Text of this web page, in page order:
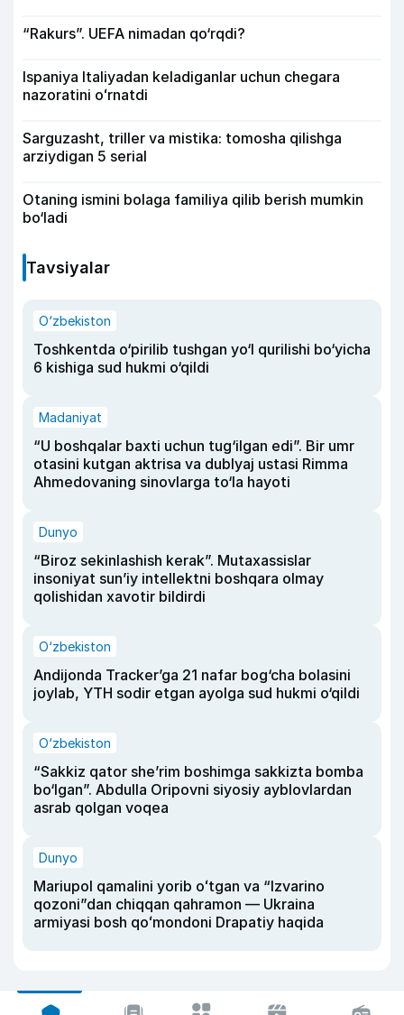
“Rakurs”. UEFA nimadan qo‘rqdi?
Ispaniya Italiyadan keladiganlar uchun chegara
nazoratini oʻrnatdi
Sarguzasht, triller va mistika: tomosha qilishga
arziydigan 5 serial
Otaning ismini bolaga familiya qilib berish mumkin
bo‘ladi
Tavsiyalar
O‘zbekiston
Toshkentda o‘pirilib tushgan yo‘l qurilishi bo‘yicha
6 kishiga sud hukmi o‘qildi
Madaniyat
“U boshqalar baxti uchun tug‘ilgan edi”. Bir umr
otasini kutgan aktrisa va dublyaj ustasi Rimma
Ahmedovaning sinovlarga to‘la hayoti
Dunyo
“Biroz sekinlashish kerak”. Mutaxassislar
insoniyat sun’iy intellektni boshqara olmay
qolishidan xavotir bildirdi
O‘zbekiston
Andijonda Tracker’ga 21 nafar bog‘cha bolasini
joylab, YTH sodir etgan ayolga sud hukmi o‘qildi
O‘zbekiston
“Sakkiz qator she’rim boshimga sakkizta bomba
bo‘lgan”. Abdulla Oripovni siyosiy ayblovlardan
asrab qolgan voqea
Dunyo
Mariupol qamalini yorib oʻtgan va “Izvarino
qozoni”dan chiqqan qahramon — Ukraina
armiyasi bosh qoʻmondoni Drapatiy haqida